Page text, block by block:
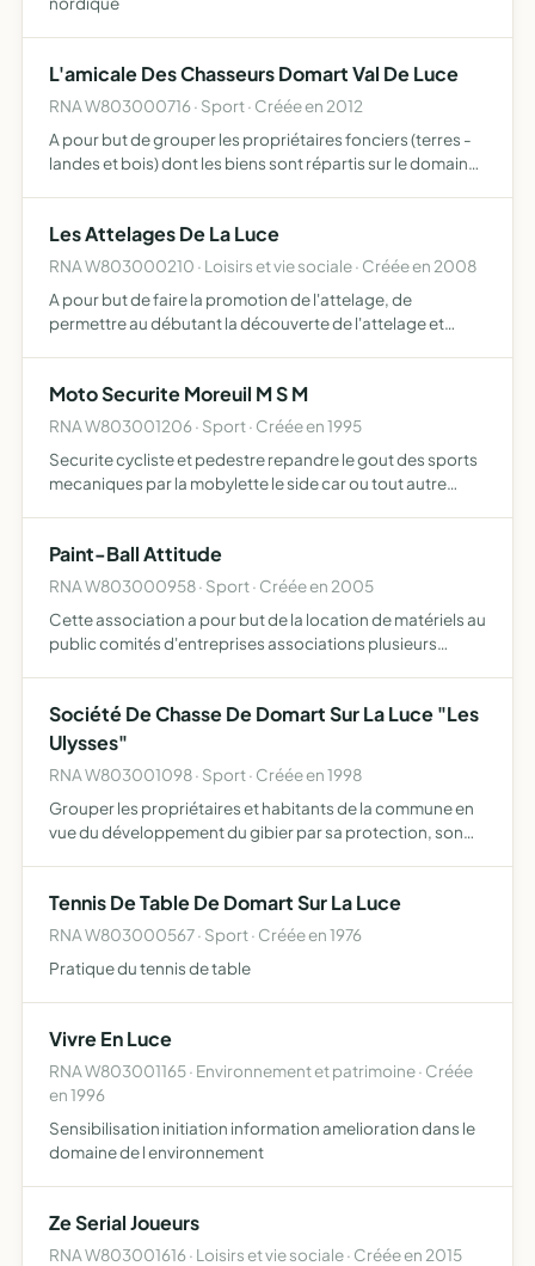
L'amicale Des Chasseurs Domart Val De Luce
RNA W803000716 · Sport · Créée en 2012
A pour but de grouper les propriétaires fonciers (terres -
landes et bois) dont les biens sont répartis sur le domaine
Les Attelages De La Luce
RNA W803000210 · Loisirs et vie sociale · Créée en 2008
A pour but de faire la promotion de l'attelage, de
permettre au débutant la découverte de l'attelage et
Moto Securite Moreuil M S M
RNA W803001206 · Sport · Créée en 1995
Securite cycliste et pedestre repandre le gout des sports
mecaniques par la mobylette le side car ou tout autre
Paint-Ball Attitude
RNA W803000958 · Sport · Créée en 2005
Cette association a pour but de la location de matériels au
public comités d'entreprises associations plusieurs
Société De Chasse De Domart Sur La Luce "Les
Ulysses"
RNA W803001098 · Sport · Créée en 1998
Grouper les propriétaires et habitants de la commune en
vue du développement du gibier par sa protection, son
Tennis De Table De Domart Sur La Luce
RNA W803000567 · Sport · Créée en 1976
Pratique du tennis de table
Vivre En Luce
RNA W803001165 · Environnement et patrimoine · Créée
en 1996
Sensibilisation initiation information amelioration dans le
domaine de l environnement
Ze Serial Joueurs
RNA W803001616 · Loisirs et vie sociale · Créée en 2015